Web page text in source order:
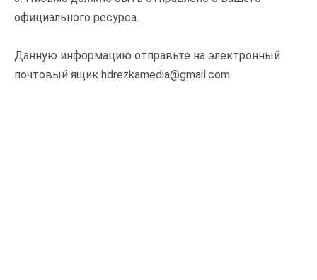
официального ресурса.
Данную информацию отправьте на электронный
почтовый ящик hdrezkamedia@gmail.com